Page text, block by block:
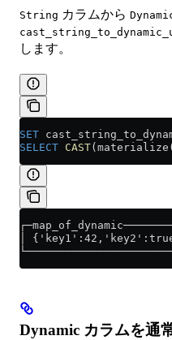
String カラムから
します。
SET
SELECT CAST
│
Dynamic カラムを通